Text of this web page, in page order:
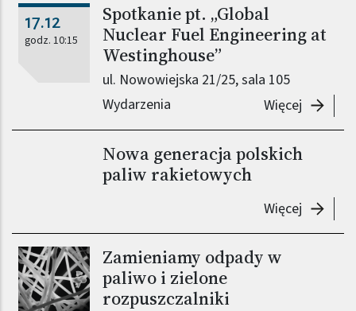
17.12
godz. 10:15
Spotkanie pt. „Global
Nuclear Fuel Engineering at
Westinghouse”
ul. Nowowiejska 21/25, sala 105
Wydarzenia
Więcej
Nowa generacja polskich
paliw rakietowych
Więcej Nowa
Obraz (old)
Zamieniamy odpady w
paliwo i zielone
rozpuszczalniki